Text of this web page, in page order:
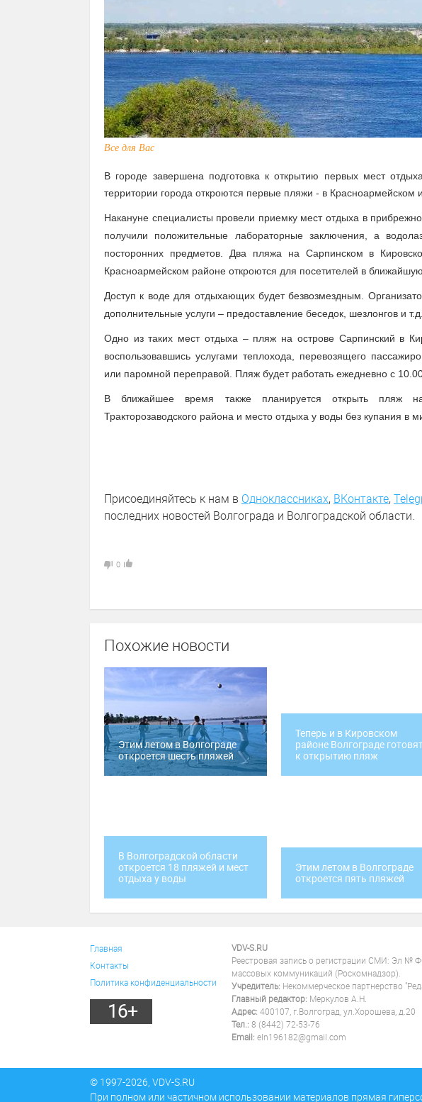
Все для Вас
В городе завершена подготовка к открытию первых мест
территории города откроются первые пляжи - в Красноармейском
Накануне специалисты провели приемку мест отдыха в
получили положительные лабораторные заключения, а
посторонних предметов. Два пляжа на Сарпинском в
Красноармейском районе откроются для посетителей в
Доступ к воде для отдыхающих будет безвозмездным.
дополнительные услуги – предоставление беседок, шезлонгов и т.д.
Одно из таких мест отдыха – пляж на острове Сарпинский в
воспользовавшись услугами теплохода, перевозящего
или паромной переправой. Пляж будет работать ежедневно с
В ближайшее время также планируется открыть пляж
Тракторозаводского района и место отдыха у воды без купания в
Присоединяйтесь к нам в Одноклассниках, ВКонтакте,
последних новостей Волгограда и Волгоградской области.
0
Похожие новости
Этим летом в Волгограде
откроется шесть пляжей
Теперь и в Кировском
районе Волгограде
к открытию пляж
В Волгоградской области
откроется 18 пляжей и мест
отдыха у воды
Этим летом в Волгограде
откроется пять пляжей
Главная
Контакты
Политика конфиденциальности
16+
VDV-S.RU
Реестровая запись о регистрации СМИ: Эл №
массовых коммуникаций (Роскомнадзор).
Учредитель: Некоммерческое партнерство
Главный редактор: Меркулов А.Н.
Адрес: 400107, г.Волгоград, ул.Хорошева, д.20
Тел.: 8 (8442) 72-53-76
Email: eln196182@gmail.com
© 1997-2026, VDV-S.RU
При полном или частичном использовании материалов прямая